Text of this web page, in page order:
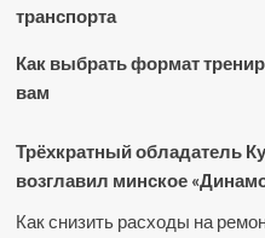
транспорта
Как выбрать формат
вам
Трёхкратный обладатель
возглавил минское
Как снизить расходы на